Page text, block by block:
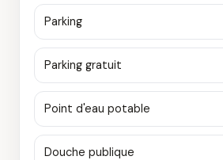
Parking
Parking gratuit
Point d'eau potable
Douche publique